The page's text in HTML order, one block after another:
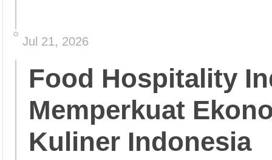
Jul 21, 2026
Food Hospitality
Memperkuat
Kuliner Indonesia